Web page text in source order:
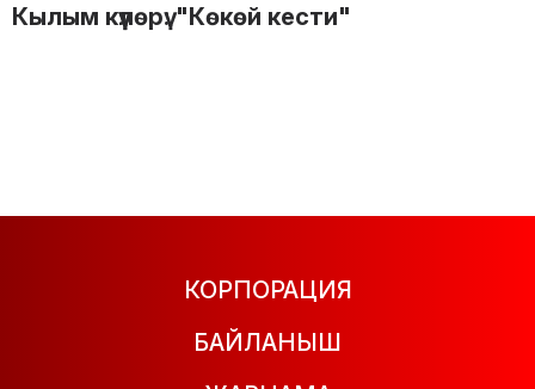
Кылым күүлөрү: "Көкөй кести"
КОРПОРАЦИЯ
БАЙЛАНЫШ